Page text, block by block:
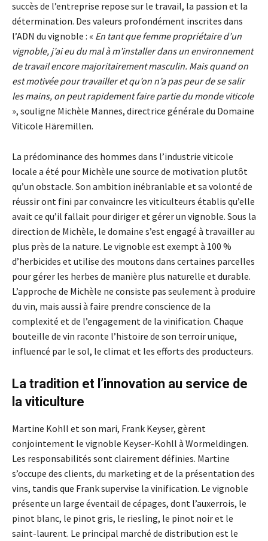
succès de l’entreprise repose sur le travail, la passion et la
détermination. Des valeurs profondément inscrites dans
l’ADN du vignoble : « En tant que femme propriétaire d’un
vignoble, j’ai eu du mal à m’installer dans un environnement
de travail encore majoritairement masculin. Mais quand on
est motivée pour travailler et qu’on n’a pas peur de se salir
les mains, on peut rapidement faire partie du monde viticole
», souligne Michèle Mannes, directrice générale du Domaine
Viticole Häremillen.
La prédominance des hommes dans l’industrie viticole
locale a été pour Michèle une source de motivation plutôt
qu’un obstacle. Son ambition inébranlable et sa volonté de
réussir ont fini par convaincre les viticulteurs établis qu’elle
avait ce qu’il fallait pour diriger et gérer un vignoble. Sous la
direction de Michèle, le domaine s’est engagé à travailler au
plus près de la nature. Le vignoble est exempt à 100 %
d’herbicides et utilise des moutons dans certaines parcelles
pour gérer les herbes de manière plus naturelle et durable.
L’approche de Michèle ne consiste pas seulement à produire
du vin, mais aussi à faire prendre conscience de la
complexité et de l’engagement de la vinification. Chaque
bouteille de vin raconte l’histoire de son terroir unique,
influencé par le sol, le climat et les efforts des producteurs.
La tradition et l’innovation au service de
la viticulture
Martine Kohll et son mari, Frank Keyser, gèrent
conjointement le vignoble Keyser-Kohll à Wormeldingen.
Les responsabilités sont clairement définies. Martine
s’occupe des clients, du marketing et de la présentation des
vins, tandis que Frank supervise la vinification. Le vignoble
présente un large éventail de cépages, dont l’auxerrois, le
pinot blanc, le pinot gris, le riesling, le pinot noir et le
saint-laurent. Le principal marché de distribution est le